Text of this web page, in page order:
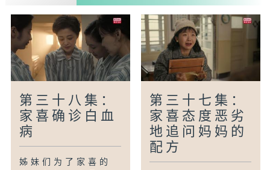
第三十八集：
家喜确诊白血
病
姊妹们为了家喜的
第三十七集：
家喜态度恶劣
地追问妈妈的
配方